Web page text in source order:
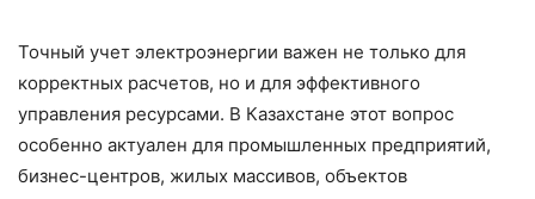
Точный учет электроэнергии важен не только для
корректных расчетов, но и для эффективного
управления ресурсами. В Казахстане этот вопрос
особенно актуален для промышленных предприятий,
бизнес-центров, жилых массивов, объектов